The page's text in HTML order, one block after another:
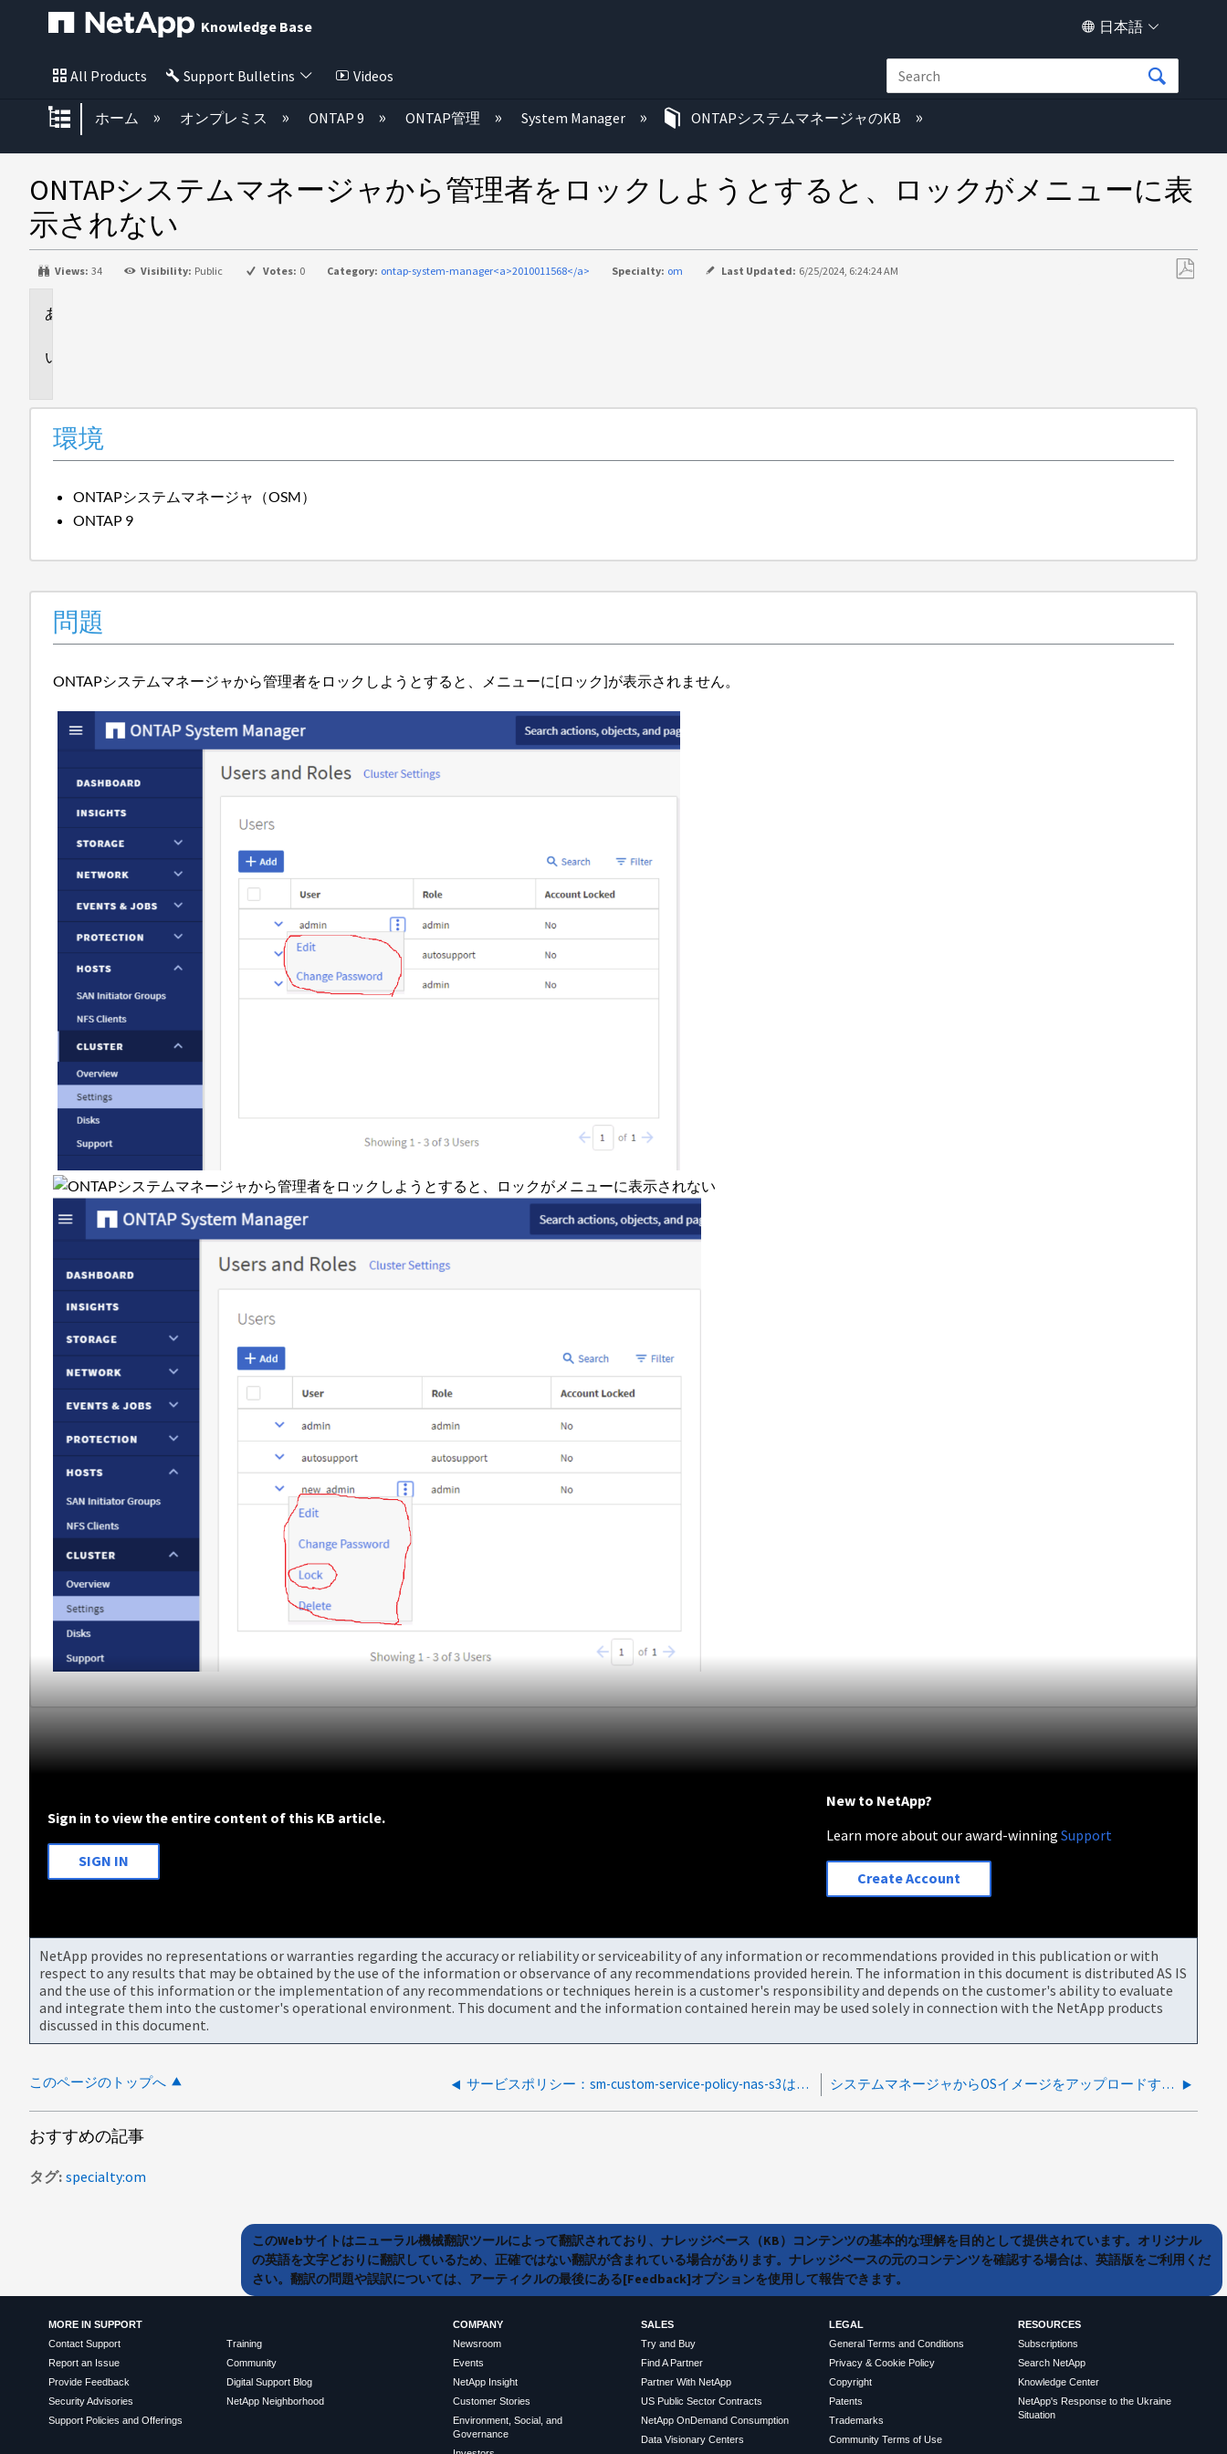
Knowledge Base 日本語
All Products Support Bulletins Videos
グローバル階層を展開/折りたたむ
ホーム オンプレミス ONTAP 9 ONTAP管理 System Manager ONTAPシステムマネージャのKB
ONTAPシステムマネージャから管理者をロックしようとすると、ロックがメニューに表
示されない
Views: 34 Visibility: Public Votes: 0 Category: ontap-system-manager<a>2010011568</a> Specialty: om Last Updated: 6/25/2024, 6:24:24 AM
環境
ONTAPシステムマネージャ（OSM）
ONTAP 9
問題
ONTAPシステムマネージャから管理者をロックしようとすると、メニューに[ロック]が表示されません。
Sign in to view the entire content of this KB article.
SIGN IN
New to NetApp?
Learn more about our award-winningSupport
Create Account
NetApp provides no representations or warranties regarding the accuracy or reliability or serviceability of any information or recommendations provided in this publication or with
respect to any results that may be obtained by the use of the information or observance of any recommendations provided herein. The information in this document is distributed AS IS
and the use of this information or the implementation of any recommendations or techniques herein is a customer's responsibility and depends on the customer's ability to evaluate
and integrate them into the customer's operational environment. This document and the information contained herein may be used solely in connection with the NetApp products
discussed in this document.
このページのトップへ サービスポリシー：sm-custom-service-policy-nas-s3はいつ 作成されますか。 システムマネージャからOSイメージをアップロードすると、要求のタイムアウトが発生します
おすすめの記事
タグ specialty:om
このWebサイトはニューラル機械翻訳ツールによって翻訳されており、ナレッジベース（KB）コンテンツの基本的な理解を目的として提供されています。オリジナル
の英語を文字どおりに翻訳しているため、正確ではない翻訳が含まれている場合があります。ナレッジベースの元のコンテンツを確認する場合は、英語版をご利用くだ
さい。翻訳の問題や誤訳については、アーティクルの最後にある[Feedback]オプションを使用して報告できます。
MORE IN SUPPORT
Contact Support
Report an Issue
Provide Feedback
Security Advisories
Support Policies and Offerings
Training
Community
Digital Support Blog
NetApp Neighborhood
COMPANY
Newsroom
Events
NetApp Insight
Customer Stories
Environment, Social, and
Governance
SALES
Try and Buy
Find A Partner
Partner With NetApp
US Public Sector Contracts
NetApp OnDemand Consumption
Data Visionary Centers
LEGAL
General Terms and Conditions
Privacy & Cookie Policy
Copyright
Patents
Trademarks
Community Terms of Use
RESOURCES
Subscriptions
Search NetApp
Knowledge Center
NetApp's Response to the Ukraine
Situation